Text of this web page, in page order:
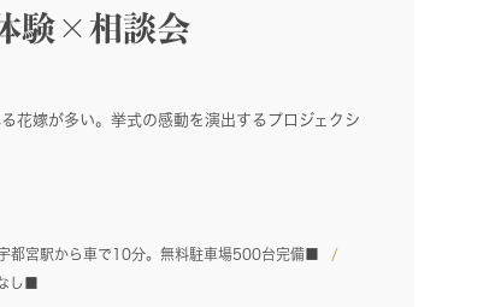
験×相談会
花嫁が多い。挙式の感動を演出するプロジェクシ
都宮駅から車で10分。無料駐車場500台完備■
し■